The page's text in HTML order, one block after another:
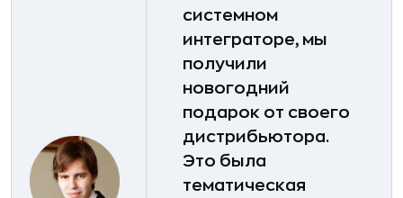
системном
интеграторе, мы
получили
новогодний
подарок от своего
дистрибьютора.
Это была
тематическая